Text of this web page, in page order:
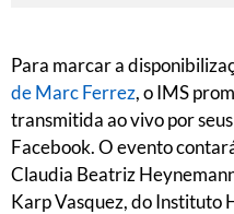
Para marcar a
de Marc Ferrez, o IMS
transmitida ao vivo por
Facebook. O evento
Claudia Beatriz
Karp Vasquez, do Instituto